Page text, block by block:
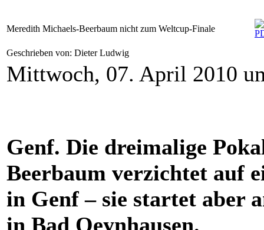
Meredith Michaels-Beerbaum nicht zum Weltcup-Finale
Geschrieben von: Dieter Ludwig
Mittwoch, 07. April 2010
Genf. Die dreimalige
Beerbaum verzichtet auf
in Genf – sie startet aber
in Bad Oeynhausen.